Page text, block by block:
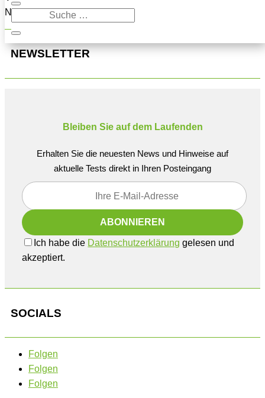
Navigation oben, um den Beitrag zu finden.
NEWSLETTER
Bleiben Sie auf dem Laufenden
Erhalten Sie die neuesten News und Hinweise auf
aktuelle Tests direkt in Ihren Posteingang
Ich habe die Datenschutzerklärung gelesen und
akzeptiert.
SOCIALS
Folgen
Folgen
Folgen